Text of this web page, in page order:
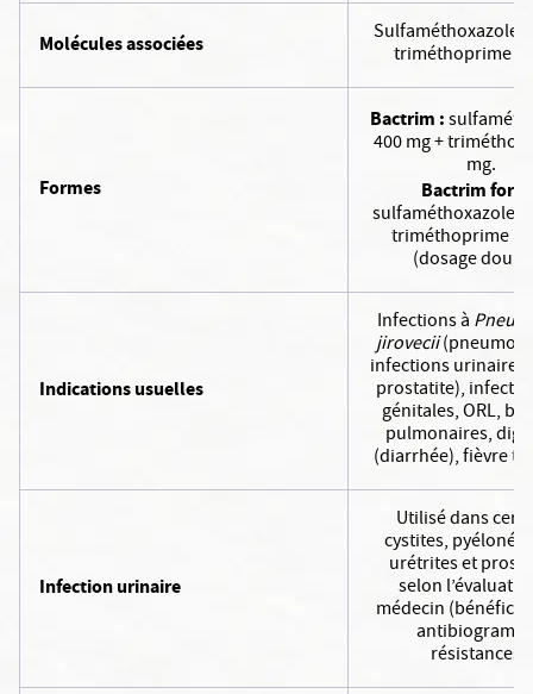
Molécules associées Sulfaméthoxazole
triméthoprime
Formes
Bactrim :
400 mg +
mg.
Bactrim
sulfaméthoxazole
triméthoprime
(dosage
Indications usuelles
Infections à
jirovecii
infections urinaires
prostatite),
génitales, ORL,
pulmonaires,
(diarrhée), fièvre
Infection urinaire
Utilisé dans
cystites,
urétrites et
selon
médecin
résistances).